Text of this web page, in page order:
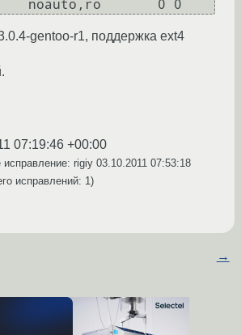
gentoo-r1, поддержка ext4
07:19:46 +00:00
исправление: rigiy 03.10.2011 07:53:18
исправлений: 1)
→